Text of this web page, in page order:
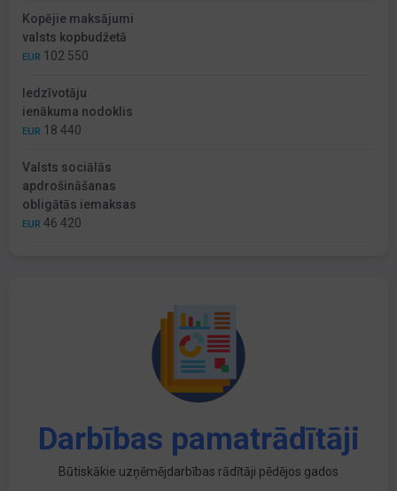
Kopējie maksājumi
valsts kopbudžetā
EUR 102 550
Iedzīvotāju
ienākuma nodoklis
EUR 18 440
Valsts sociālās
apdrošināšanas
obligātās iemaksas
EUR 46 420
Darbības pamatrādītāji
Būtiskākie uzņēmējdarbības rādītāji pēdējos gados